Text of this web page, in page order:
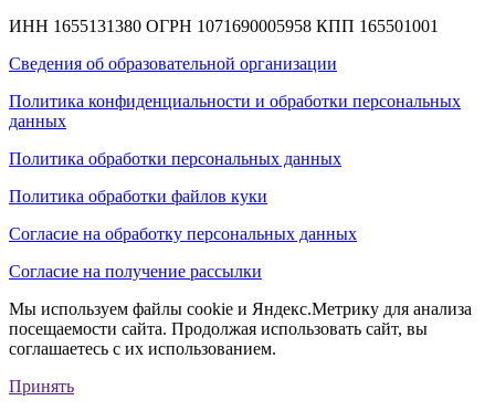
ИНН 1655131380 ОГРН 1071690005958 КПП 165501001
Сведения об образовательной организации
Политика конфиденциальности и обработки персональных
данных
Политика обработки персональных данных
Политика обработки файлов куки
Согласие на обработку персональных данных
Согласие на получение рассылки
Мы используем файлы cookie и Яндекс.Метрику для анализа
посещаемости сайта. Продолжая использовать сайт, вы
соглашаетесь с их использованием.
Принять